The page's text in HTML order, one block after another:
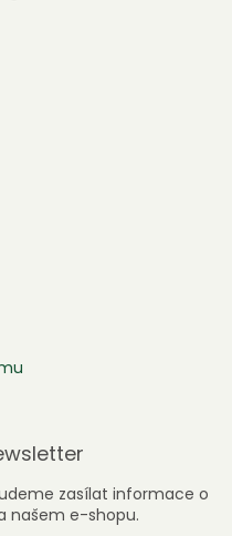
zasílat informace o
našem e-shopu.